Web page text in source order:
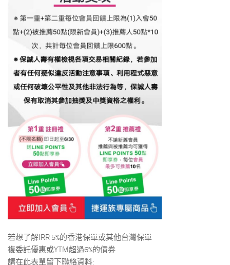
若想了解IRR 5%的香港保單或其他台灣保單
複委託優惠或YTM超過6%的債券
請在此表單留下聯絡資料: